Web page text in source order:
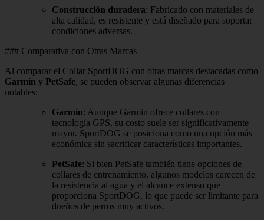
Construcción duradera: Fabricado con materiales de
alta calidad, es resistente y está diseñado para soportar
condiciones adversas.
### Comparativa con Otras Marcas
Al comparar el Collar SportDOG con otras marcas destacadas como
Garmin y PetSafe, se pueden observar algunas diferencias
notables:
Garmin: Aunque Garmin ofrece collares con
tecnología GPS, su costo suele ser significativamente
mayor. SportDOG se posiciona como una opción más
económica sin sacrificar características importantes.
PetSafe: Si bien PetSafe también tiene opciones de
collares de entrenamiento, algunos modelos carecen de
la resistencia al agua y el alcance extenso que
proporciona SportDOG, lo que puede ser limitante para
dueños de perros muy activos.